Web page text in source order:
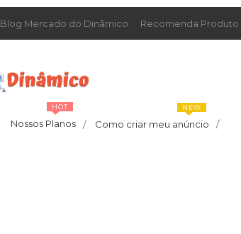
Blog Mercado do Dinâmico Recomenda Produto
Nossos Planos /
HOT
Como criar meu anúncio /
NEW